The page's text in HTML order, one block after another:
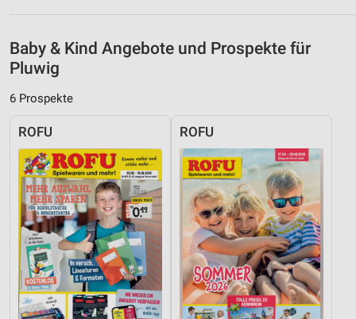
Baby & Kind Angebote und Prospekte für
Pluwig
6 Prospekte
ROFU ROFU
Verwendung reduzierter Daten zur Auswahl von
Verwendung genauer Standortdaten
Geräte anhand von aktiv angeforderten
Informationen identifizieren
Nicht-IAB-Verarbeitungszwecke:
Notwendig
Performance
Funktional